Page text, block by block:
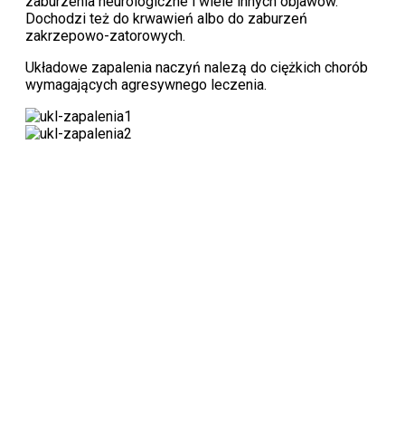
Dochodzi też do krwawień albo do zaburzeń
zakrzepowo-zatorowych.
Układowe zapalenia naczyń nalezą do ciężkich chorób
wymagających agresywnego leczenia.